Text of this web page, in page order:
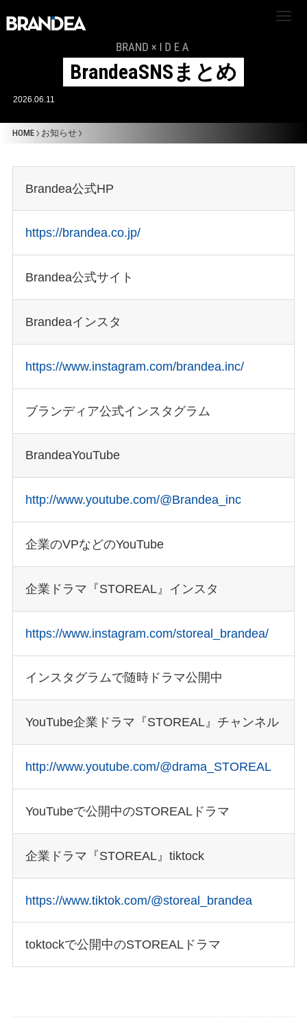
HOME
ABOUT US
お知らせ
SERVICE
リレーション事業部
WORKS
事例紹介
リクルート
リア
OSAKA Office SITE
制作・開発料金のお見積り、サービスに関するご相談など、
お問い合わせフォーム
052-228-7090
BrandeaSNSまとめ
2026.06.11
HOME お知らせ
Brandea公式HP
https://brandea.co.jp/
Brandea公式サイト
Brandeaインスタ
https://www.instagram.com/brandea.inc/
ブランディア公式インスタグラム
BrandeaYouTube
http://www.youtube.com/@Brandea_inc
企業のVPなどのYouTube
企業ドラマ『STOREAL』インスタ
https://www.instagram.com/storeal_brandea/
インスタグラムで随時ドラマ公開中
YouTube企業ドラマ『STOREAL』チャンネル
http://www.youtube.com/@drama_STOREAL
YouTubeで公開中のSTOREALドラマ
企業ドラマ『STOREAL』tiktock
https://www.tiktok.com/@storeal_brandea
toktockで公開中のSTOREALドラマ